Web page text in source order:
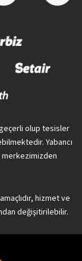
olup tesisler
Yabancı
merkezimizden
hizmet ve
değişitirilebilir.